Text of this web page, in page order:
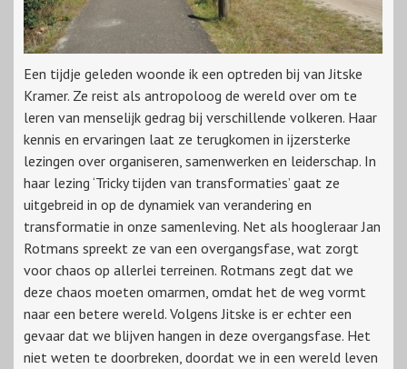
Een tijdje geleden woonde ik een optreden bij van Jitske
Kramer. Ze reist als antropoloog de wereld over om te
leren van menselijk gedrag bij verschillende volkeren. Haar
kennis en ervaringen laat ze terugkomen in ijzersterke
lezingen over organiseren, samenwerken en leiderschap. In
haar lezing ‘Tricky tijden van transformaties’ gaat ze
uitgebreid in op de dynamiek van verandering en
transformatie in onze samenleving. Net als hoogleraar Jan
Rotmans spreekt ze van een overgangsfase, wat zorgt
voor chaos op allerlei terreinen. Rotmans zegt dat we
deze chaos moeten omarmen, omdat het de weg vormt
naar een betere wereld. Volgens Jitske is er echter een
gevaar dat we blijven hangen in deze overgangsfase. Het
niet weten te doorbreken, doordat we in een wereld leven